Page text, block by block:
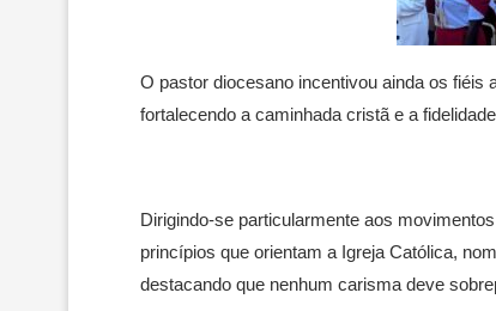
O pastor diocesano incentivou ainda os
fortalecendo a caminhada cristã e a
Dirigindo-se particularmente aos
princípios que orientam a Igreja Católica,
destacando que nenhum carisma deve